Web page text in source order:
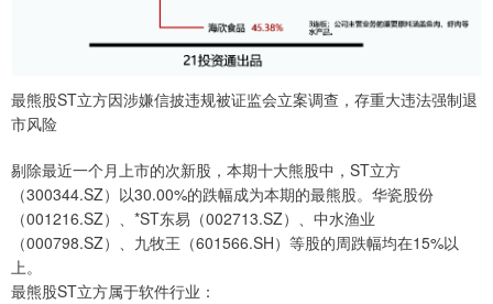
最熊股ST立方因涉嫌信披违规被证监会立案调查，存重大违法强制退
市风险
剔除最近一个月上市的次新股，本期十大熊股中，ST立方
（300344.SZ）以30.00%的跌幅成为本期的最熊股。华瓷股份
（001216.SZ）、*ST东易（002713.SZ）、中水渔业
（000798.SZ）、九牧王（601566.SH）等股的周跌幅均在15%以
上。
最熊股ST立方属于软件行业：